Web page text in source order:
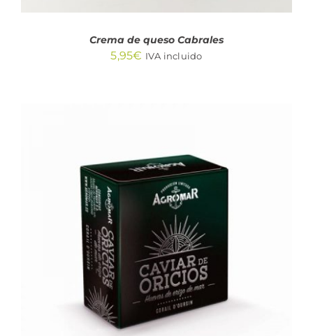
Crema de queso Cabrales
5,95€ IVA incluido
AÑADIR AL CARRITO
DETALLES